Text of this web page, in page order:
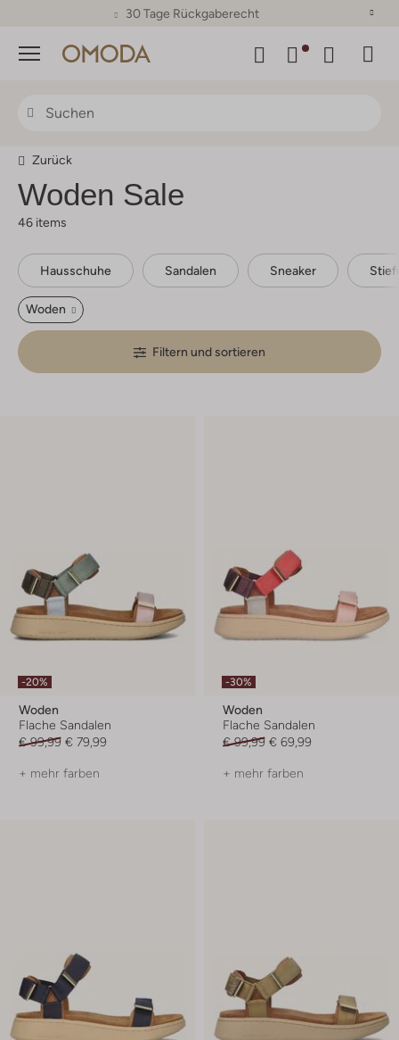
30 Tage Rückgaberecht
Menü
Zurück
Woden Sale
46 items
Hausschuhe Sandalen Sneaker
Woden
Filtern und sortieren
-20%
Woden
Flache Sandalen
€ 99,99 € 79,99
+ mehr farben
-30%
Woden
Flache Sandalen
€ 99,99 € 69,99
+ mehr farben